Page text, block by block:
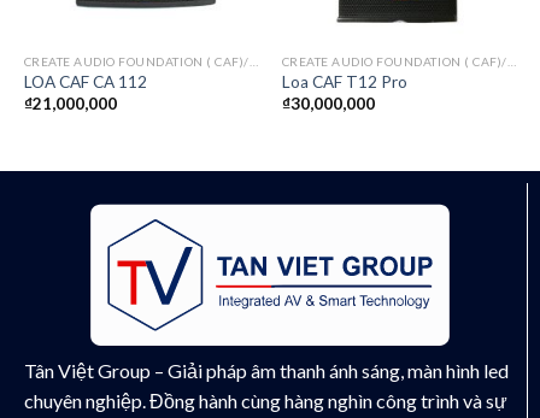
LOA CAF CA 112
₫21,000,000
Loa CAF T12 Pro
₫30,000,000
Tân Việt Group – Giải pháp âm thanh ánh sáng, màn hình led
chuyên nghiệp. Đồng hành cùng hàng nghìn công trình và sự